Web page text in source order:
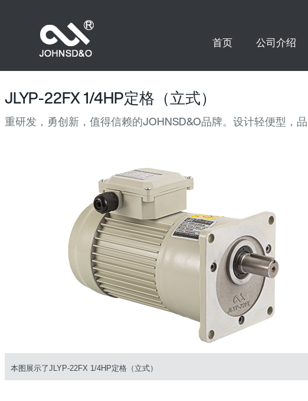
首页 公司介绍
JLYP-22FX 1/4HP定格（立式）
重研发，勇创新，值得信赖的JOHNSD&O品牌。设计轻便型，品
本图展示了JLYP-22FX 1/4HP定格（立式）